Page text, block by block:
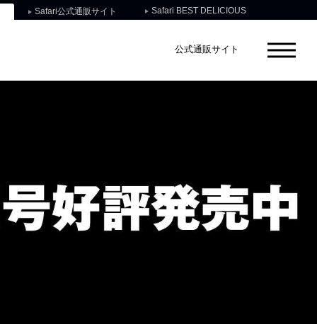
Safari公式通販サイト Safari BEST DELICIOUS
公式通販サイト